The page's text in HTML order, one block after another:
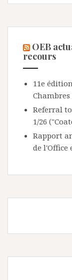
OEB
recours
11e
Referral
1/26
Rapport
de l'Office